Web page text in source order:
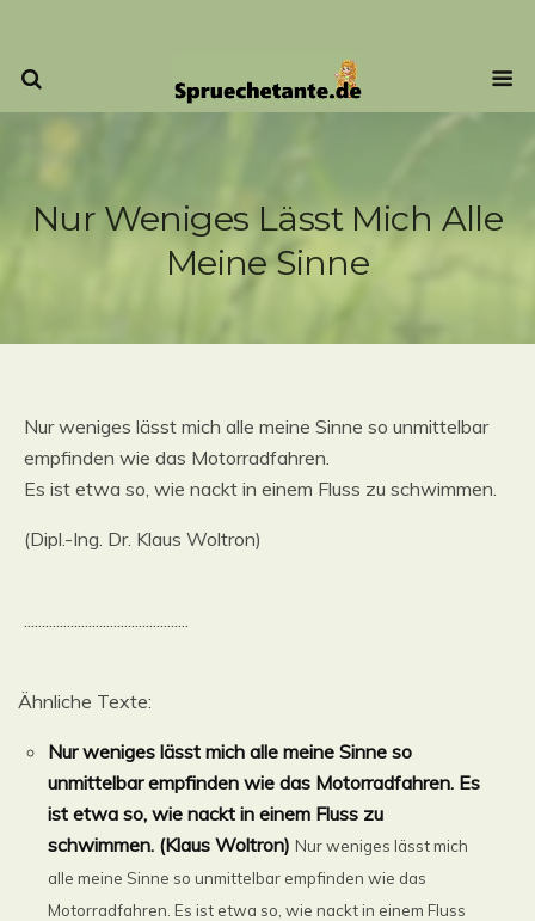
Nur Weniges Lässt Mich Alle
Meine Sinne
Nur weniges lässt mich alle meine Sinne so unmittelbar
empfinden wie das Motorradfahren.
Es ist etwa so, wie nackt in einem Fluss zu schwimmen.
(Dipl.-Ing. Dr. Klaus Woltron)
..............................................
Ähnliche Texte:
Nur weniges lässt mich alle meine Sinne so
unmittelbar empfinden wie das Motorradfahren. Es
ist etwa so, wie nackt in einem Fluss zu
schwimmen. (Klaus Woltron) Nur weniges lässt mich
alle meine Sinne so unmittelbar empfinden wie das
Motorradfahren. Es ist etwa so, wie nackt in einem Fluss